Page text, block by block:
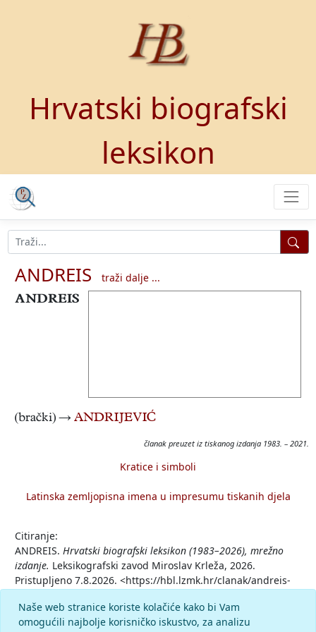
Hrvatski biografski
leksikon
ANDREIS
traži dalje ...
ANDREIS
(brački) → ANDRIJEVIĆ
članak preuzet iz tiskanog izdanja 1983. – 2021.
Kratice i simboli
Latinska zemljopisna imena u impresumu tiskanih djela
Citiranje:
ANDREIS. Hrvatski biografski leksikon (1983–2026), mrežno
izdanje. Leksikografski zavod Miroslav Krleža, 2026.
Pristupljeno 7.8.2026. <https://hbl.lzmk.hr/clanak/andreis-
Komentar
Naše web stranice koriste kolačiće kako bi Vam
omogućili najbolje korisničko iskustvo, za analizu